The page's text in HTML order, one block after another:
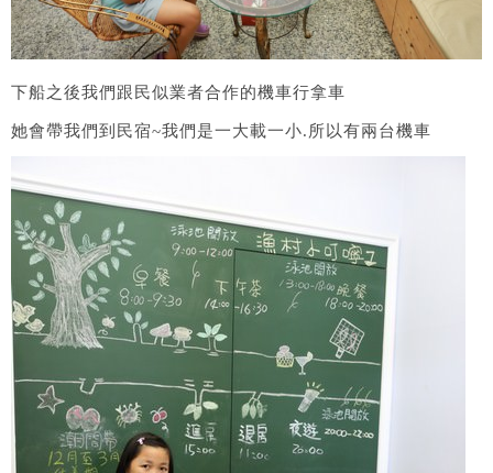
下船之後我們跟民似業者合作的機車行拿車
她會帶我們到民宿~我們是一大載一小.所以有兩台機車